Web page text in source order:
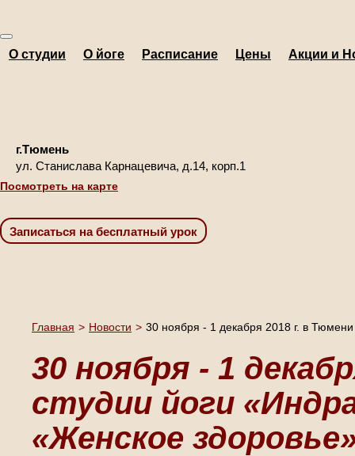
О студии О йоге Расписание Цены Акции и
г.Тюмень
ул. Станислава Карнацевича, д.14, корп.1
Посмотреть на карте
Главная > Новости > 30 ноября - 1 декабря 2018 г. в
30 ноября - 1
студии йоги
«Женское